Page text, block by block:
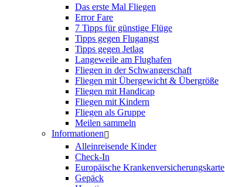
Das erste Mal Fliegen
Error Fare
7 Tipps für günstige Flüge
Tipps gegen Flugangst
Tipps gegen Jetlag
Langeweile am Flughafen
Fliegen in der Schwangerschaft
Fliegen mit Übergewicht & Übergröße
Fliegen mit Handicap
Fliegen mit Kindern
Fliegen als Gruppe
Meilen sammeln
Informationen
Alleinreisende Kinder
Check-In
Europäische Krankenversicherungskarte
Gepäck